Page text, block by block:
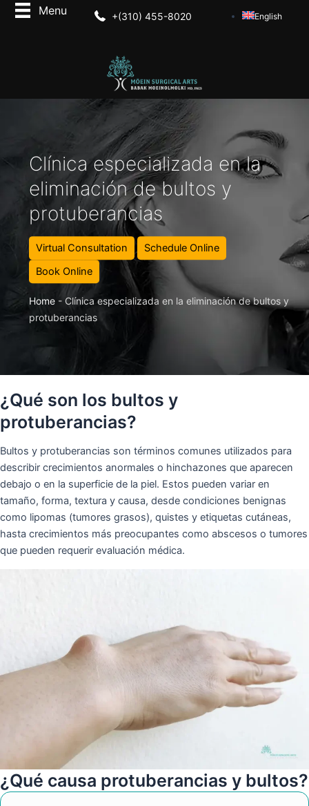
English
+(310) 455-8020
Clínica especializada en la
eliminación de bultos y
protuberancias
Virtual Consultation
Schedule Online
Book Online
Home -Clínica especializada en la eliminación de bultos y
protuberancias
¿Qué son los bultos y
protuberancias?
Bultos y protuberancias son términos comunes utilizados para
describir crecimientos anormales o hinchazones que aparecen
debajo o en la superficie de la piel. Estos pueden variar en
tamaño, forma, textura y causa, desde condiciones benignas
como lipomas (tumores grasos), quistes y etiquetas cutáneas,
hasta crecimientos más preocupantes como abscesos o tumores
que pueden requerir evaluación médica.
¿Qué causa protuberancias y bultos?